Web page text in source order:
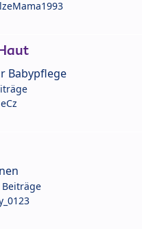
Babypflege
Beiträge